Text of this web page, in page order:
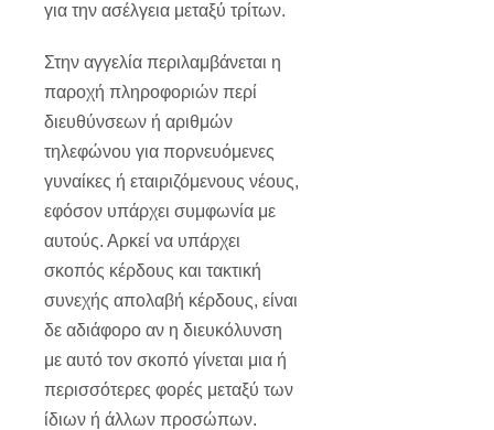
για την ασέλγεια μεταξύ τρίτων.
Στην αγγελία περιλαμβάνεται η
παροχή πληροφοριών περί
διευθύνσεων ή αριθμών
τηλεφώνου για πορνευόμενες
γυναίκες ή εταιριζόμενους νέους,
εφόσον υπάρχει συμφωνία με
αυτούς. Αρκεί να υπάρχει
σκοπός κέρδους και τακτική
συνεχής απολαβή κέρδους, είναι
δε αδιάφορο αν η διευκόλυνση
με αυτό τον σκοπό γίνεται μια ή
περισσότερες φορές μεταξύ των
ίδιων ή άλλων προσώπων.